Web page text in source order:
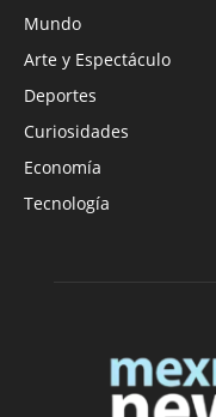
Mundo
Arte y Espectáculo
Deportes
Curiosidades
Economía
Tecnología